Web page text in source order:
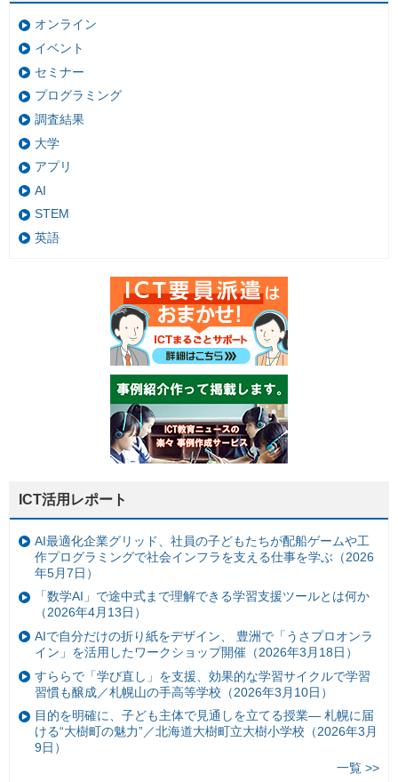
オンライン
イベント
セミナー
プログラミング
調査結果
大学
アプリ
AI
STEM
英語
ICT活用レポート
AI最適化企業グリッド、社員の子どもたちが配船ゲームや工
作プログラミングで社会インフラを支える仕事を学ぶ（2026
年5月7日）
「数学AI」で途中式まで理解できる学習支援ツールとは何か
（2026年4月13日）
AIで自分だけの折り紙をデザイン、 豊洲で「うさプロオンラ
イン」を活用したワークショップ開催（2026年3月18日）
すららで「学び直し」を支援、効果的な学習サイクルで学習
習慣も醸成／札幌山の手高等学校（2026年3月10日）
目的を明確に、子ども主体で見通しを立てる授業— 札幌に届
ける“大樹町の魅力”／北海道大樹町立大樹小学校（2026年3月
9日）
一覧 >>